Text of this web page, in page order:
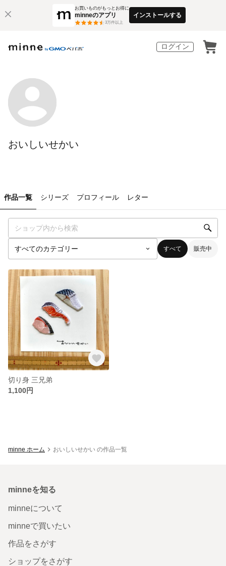
お買いものがもっとお得に
minneのアプリ
3万件以上
インストールする
ログイン
おいしいせかい
作品一覧 シリーズ プロフィール レター
すべて 販売中
切り身 三兄弟
1,100円
minne ホーム おいしいせかい の作品一覧
minneを知る
minneについて
minneで買いたい
作品をさがす
ショップをさがす